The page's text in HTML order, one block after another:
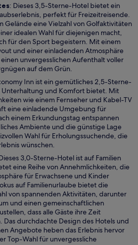
W
i
r
d
i
n
e
i
e
m
n
e
u
e
n
F
e
n
s
t
e
r
g
e
ö
f
: Dieses 3,5-Sterne-Hotel bietet ein
perfekt für Freizeitreisende.
Gelände eine Vielzahl von Golfaktivitäten
idealen Wahl für diejenigen macht,
für den Sport begeistern. Mit einem
und einer einladenden Atmosphäre
unvergesslichen Aufenthalt voller
auf dem Grün.
Inn ist ein gemütliches 2,5-Sterne-
Unterhaltung und Komfort bietet. Mit
wie einem Fernseher und Kabel-TV
eine einladende Umgebung für
einem Erkundungstag entspannen
Ambiente und die günstige Lage
Wahl für Erholungssuchende, die
wünschen.
3,0-Sterne-Hotel ist auf Familien
eine Reihe von Annehmlichkeiten, die
für Erwachsene und Kinder
auf Familienurlaube bietet die
von spannenden Aktivitäten, darunter
und einen gemeinschaftlichen
dass alle Gäste ihre Zeit
Das durchdachte Design des Hotels und
Angebote heben das Erlebnis hervor
Top-Wahl für unvergessliche